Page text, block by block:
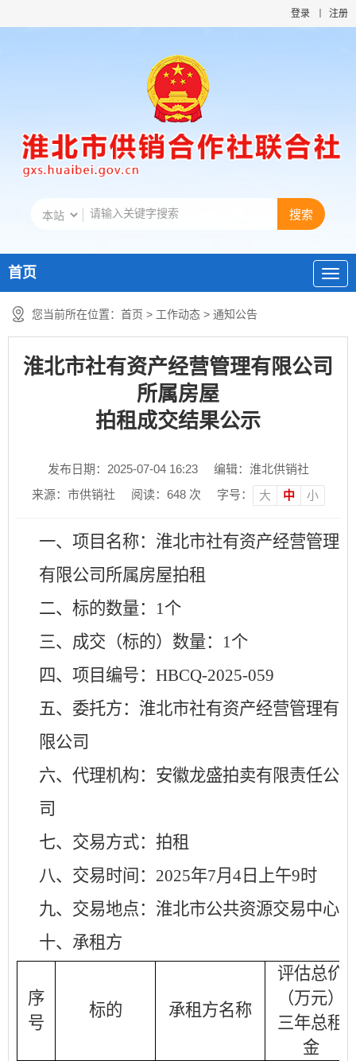
登录 注册
首页
您当前所在位置： 首页 > 工作动态 > 通知公告
淮北市社有资产经营管理有限公司
所属房屋
拍租成交结果公示
发布日期：2025-07-04 16:23
编辑：淮北供销社
来源：市供销社
阅读： 648次 字号： 大 中 小
一、项目名称：淮北市社有资产经营管理
有限公司所属房屋拍租
二、标的数量： 1个
三、成交（标的）数量： 1个
四、项目编号： HBCQ-2025-059
五、委托方：淮北市社有资产经营管理有
限公司
六、代理机构：安徽龙盛拍卖有限责任公
司
七、交易方式：拍租
八、交易时间： 2025年7月4日上午9时
九、交易地点：淮北市公共资源交易中心
十、承租方
序
号
标的 承租方名称
评估总价
（万元）
三年总租
金